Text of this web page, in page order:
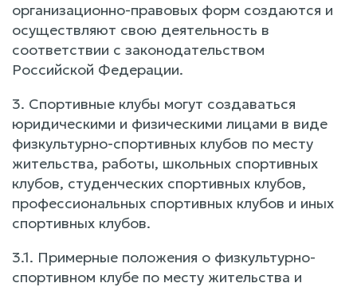
организационно-правовых форм создаются и
осуществляют свою деятельность в
соответствии с законодательством
Российской Федерации.
3. Спортивные клубы могут создаваться
юридическими и физическими лицами в виде
физкультурно-спортивных клубов по месту
жительства, работы, школьных спортивных
клубов, студенческих спортивных клубов,
профессиональных спортивных клубов и иных
спортивных клубов.
3.1. Примерные положения о физкультурно-
спортивном клубе по месту жительства и